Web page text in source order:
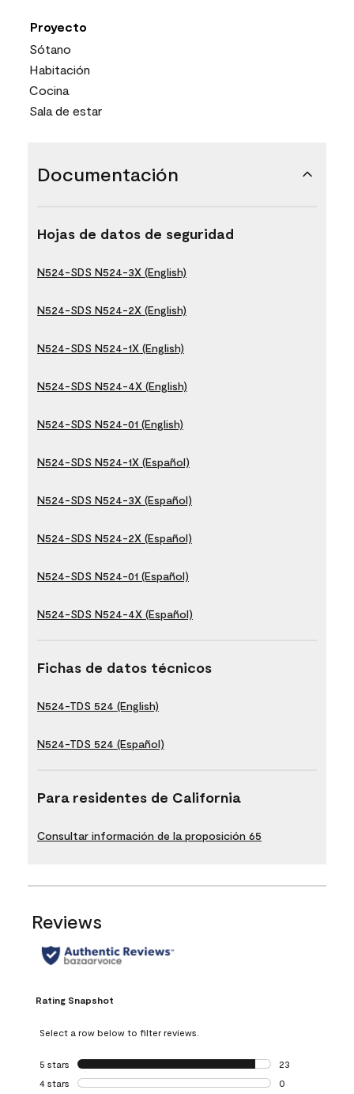
Proyecto
Sótano
Habitación
Cocina
Sala de estar
Documentación
Hojas de datos de seguridad
N524-SDS N524-3X (English)
N524-SDS N524-2X (English)
N524-SDS N524-1X (English)
N524-SDS N524-4X (English)
N524-SDS N524-01 (English)
N524-SDS N524-1X (Español)
N524-SDS N524-3X (Español)
N524-SDS N524-2X (Español)
N524-SDS N524-01 (Español)
N524-SDS N524-4X (Español)
Fichas de datos técnicos
N524-TDS 524 (English)
N524-TDS 524 (Español)
Para residentes de California
Consultar información de la proposición 65
Reviews
Rating Snapshot
Select a row below to filter reviews.
5 stars stars
23
23 reviews with
4 stars stars
0